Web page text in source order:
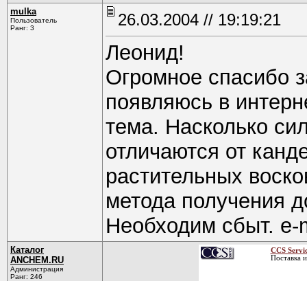
mulka
Пользователь
Ранг: 3
26.03.2004 // 19:19:21
Леонид!
Огромное спасибо
появляюсь в
тема. Насколько
отличаются от
растительных
метода получения
Необходим сбыт. e-
Каталог
ANCHEM.RU
Администрация
Ранг: 246
CCS
Поставка